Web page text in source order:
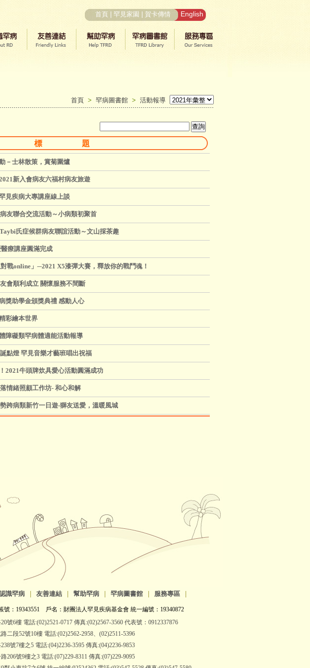
首頁 罕見家園 賀卡傳情 English
首頁 > 罕病圖書館 > 活動報導
標 題
－士林散策，賞菊圍爐
新入會病友六福村病友旅遊
見疾病大專講座線上談
友聯合交流活動～小病類初聚首
氏症候群病友聯誼活動～文山採茶趣
療講座圓滿完成
戰online」─2021 X5漆彈大賽，釋放你的戰鬥魂！
會順利成立 關懷服務不間斷
獎助學金頒獎典禮 感動人心
彩繪本世界
障礙類罕病體適能活動報導
點燈 罕見音樂才藝班唱出祝福
2021牛頭牌炊具愛心活動圓滿成功
情緒照顧工作坊- 和心和解
跨病類新竹一日遊-獅友送愛，溫暖風城
識罕病 友善連結 幫助罕病 罕病圖書館 服務專區
號：19343551 戶名：財團法人罕見疾病基金會 統一編號：19340872
號6樓 電話:(02)2521-0717 傳真:(02)2567-3560 代表號：0912337876
二段52號10樓 電話:(02)2562-2958、(02)2511-5396
號7樓之5 電話:(04)2236-3595 傳真:(04)2236-9853
206號9樓之3 電話:(07)229-8311 傳真:(07)229-9095